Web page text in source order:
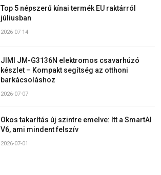
Top 5 népszerű kínai termék EU raktárról
júliusban
2026-07-14
JIMI JM-G3136N elektromos csavarhúzó
készlet – Kompakt segítség az otthoni
barkácsoláshoz
2026-07-07
Okos takarítás új szintre emelve: Itt a SmartAI
V6, ami mindent felszív
2026-07-01